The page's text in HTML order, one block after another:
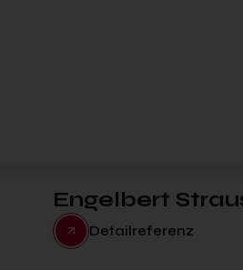
Engelbert
Detailreferenz